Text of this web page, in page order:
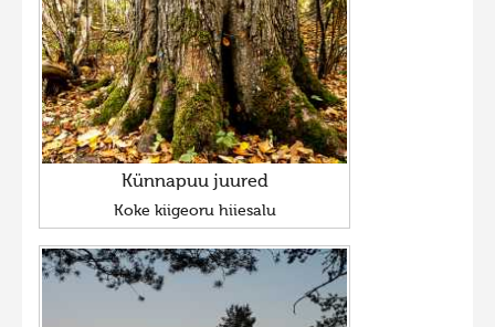
Künnapuu juured
Koke kiigeoru hiiesalu